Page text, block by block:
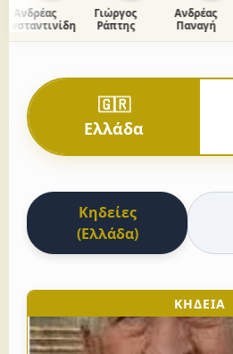
Ανδρέας
Γιώργος
Ράπτης
Ανδρέας
Παναγή
🇬🇷
Ελλάδα
Κηδείες
(Ελλάδα)
ΚΗΔΕΙΑ